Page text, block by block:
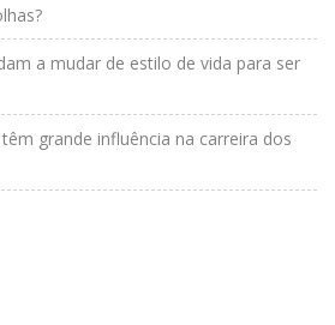
a mudar de estilo de vida para ser
grande influência na carreira dos